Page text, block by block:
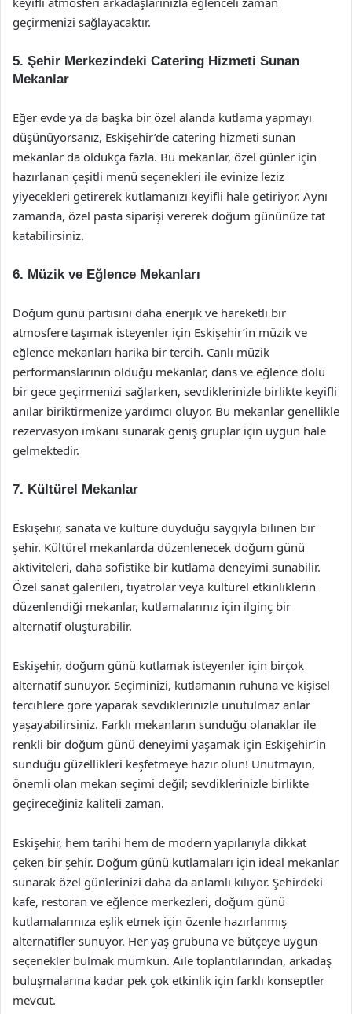
geçirmenizi sağlayacaktır.
5. Şehir Merkezindeki Catering Hizmeti Sunan
Mekanlar
Eğer evde ya da başka bir özel alanda kutlama yapmayı
düşünüyorsanız, Eskişehir’de catering hizmeti sunan
mekanlar da oldukça fazla. Bu mekanlar, özel günler için
hazırlanan çeşitli menü seçenekleri ile evinize leziz
yiyecekleri getirerek kutlamanızı keyifli hale getiriyor. Aynı
zamanda, özel pasta siparişi vererek doğum gününüze tat
katabilirsiniz.
6. Müzik ve Eğlence Mekanları
Doğum günü partisini daha enerjik ve hareketli bir
atmosfere taşımak isteyenler için Eskişehir’in müzik ve
eğlence mekanları harika bir tercih. Canlı müzik
performanslarının olduğu mekanlar, dans ve eğlence dolu
bir gece geçirmenizi sağlarken, sevdiklerinizle birlikte keyifli
anılar biriktirmenize yardımcı oluyor. Bu mekanlar genellikle
rezervasyon imkanı sunarak geniş gruplar için uygun hale
gelmektedir.
7. Kültürel Mekanlar
Eskişehir, sanata ve kültüre duyduğu saygıyla bilinen bir
şehir. Kültürel mekanlarda düzenlenecek doğum günü
aktiviteleri, daha sofistike bir kutlama deneyimi sunabilir.
Özel sanat galerileri, tiyatrolar veya kültürel etkinliklerin
düzenlendiği mekanlar, kutlamalarınız için ilginç bir
alternatif oluşturabilir.
Eskişehir, doğum günü kutlamak isteyenler için birçok
alternatif sunuyor. Seçiminizi, kutlamanın ruhuna ve kişisel
tercihlere göre yaparak sevdiklerinizle unutulmaz anlar
yaşayabilirsiniz. Farklı mekanların sunduğu olanaklar ile
renkli bir doğum günü deneyimi yaşamak için Eskişehir’in
sunduğu güzellikleri keşfetmeye hazır olun! Unutmayın,
önemli olan mekan seçimi değil; sevdiklerinizle birlikte
geçireceğiniz kaliteli zaman.
Eskişehir, hem tarihi hem de modern yapılarıyla dikkat
çeken bir şehir. Doğum günü kutlamaları için ideal mekanlar
sunarak özel günlerinizi daha da anlamlı kılıyor. Şehirdeki
kafe, restoran ve eğlence merkezleri, doğum günü
kutlamalarınıza eşlik etmek için özenle hazırlanmış
alternatifler sunuyor. Her yaş grubuna ve bütçeye uygun
seçenekler bulmak mümkün. Aile toplantılarından, arkadaş
buluşmalarına kadar pek çok etkinlik için farklı konseptler
mevcut.